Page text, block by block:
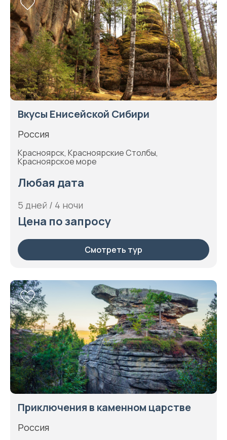
Вкусы Енисейской Сибири
Россия
Красноярск, Красноярские Столбы,
Красноярское море
Любая дата
5 дней / 4 ночи
Цена по запросу
Смотреть тур
Приключения в каменном царстве
Россия